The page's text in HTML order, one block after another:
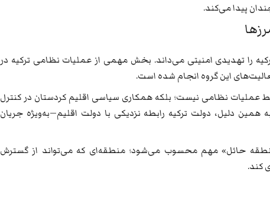
پیدا می‌کند.
را تهدیدی امنیتی می‌داند. بخش مهمی از عملیات نظامی ترکیه در
این گروه انجام شده است.
عملیات نظامی نیست؛ بلکه همکاری سیاسی اقلیم کردستان در کنترل
دلیل، دولت ترکیه رابطه نزدیکی با دولت اقلیم—به‌ویژه جریان
حائل» مهم محسوب می‌شود؛ منطقه‌ای که می‌تواند از گسترش
کند.